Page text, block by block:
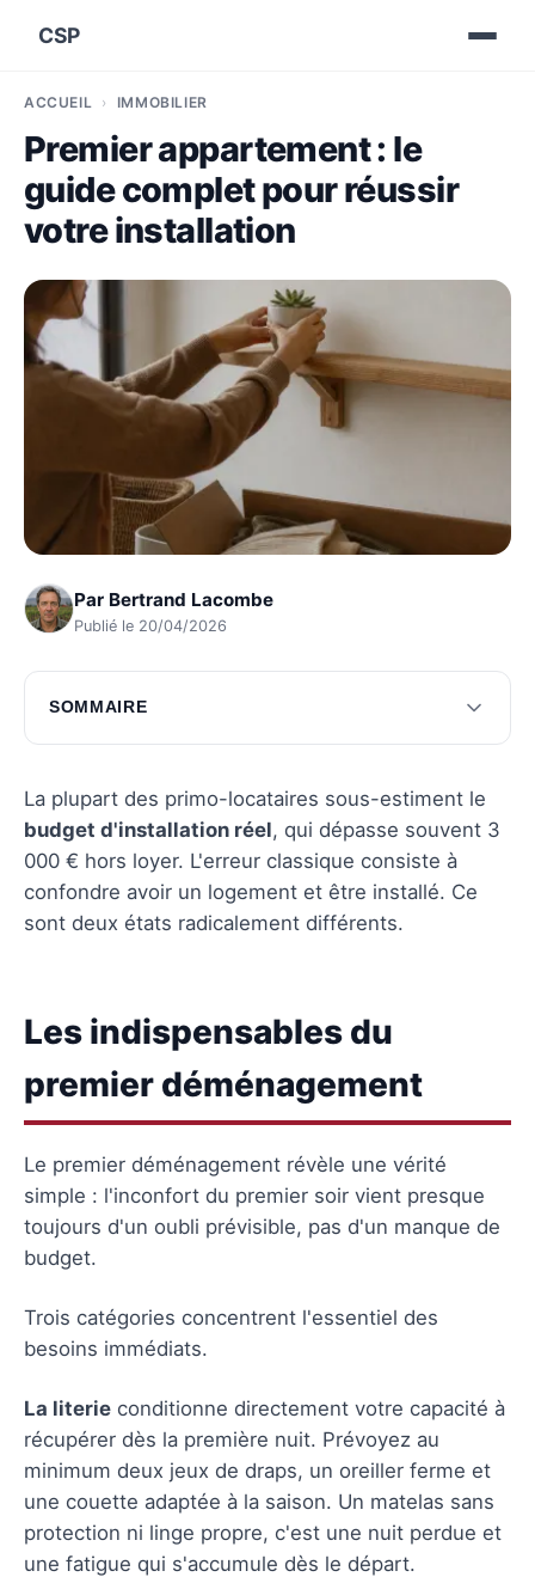
CSP
ACCUEIL IMMOBILIER
Premier appartement : le
guide complet pour réussir
votre installation
Par Bertrand Lacombe
Publié le 20/04/2026
SOMMAIRE
Les indispensables du premier déménagement
Aménagement efficace et gain de place
Sécurisation et connectivité optimales
Questions fréquentes
La plupart des primo-locataires sous-estiment le
budget d'installation réel, qui dépasse souvent 3
000 € hors loyer. L'erreur classique consiste à
confondre avoir un logement et être installé. Ce
sont deux états radicalement différents.
Les indispensables du
premier déménagement
Le premier déménagement révèle une vérité
simple : l'inconfort du premier soir vient presque
toujours d'un oubli prévisible, pas d'un manque de
budget.
Trois catégories concentrent l'essentiel des
besoins immédiats.
La literie conditionne directement votre capacité à
récupérer dès la première nuit. Prévoyez au
minimum deux jeux de draps, un oreiller ferme et
une couette adaptée à la saison. Un matelas sans
protection ni linge propre, c'est une nuit perdue et
une fatigue qui s'accumule dès le départ.